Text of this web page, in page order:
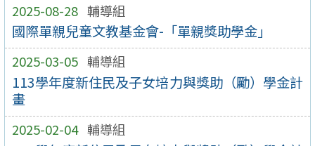
2025-08-28 輔導組
國際單親兒童文教基金會-「單親獎助學金」
2025-03-05 輔導組
113學年度新住民及子女培力與獎助（勵）學金計
畫
2025-02-04 輔導組